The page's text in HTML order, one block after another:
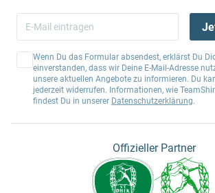
Wenn Du das Formular absendest, erklärst Du
einverstanden, dass wir Deine E-Mail-Adresse
unsere aktuellen Angebote zu informieren. Du
jederzeit widerrufen. Informationen, wie
findest Du in unserer Datenschutzerklärung.
Offizieller Partner